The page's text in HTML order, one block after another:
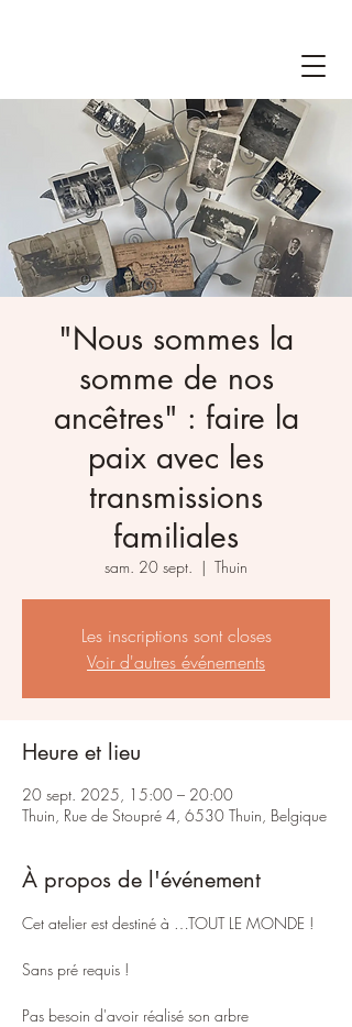
"Nous sommes la
somme de nos
ancêtres" : faire la
paix avec les
transmissions
familiales
sam. 20 sept.
  |
Thuin
Les inscriptions sont closes
Voir d'autres événements
Heure et lieu
20 sept. 2025, 15:00 – 20:00
Thuin, Rue de Stoupré 4, 6530 Thuin, Belgique
À propos de l'événement
Cet atelier est destiné à …TOUT LE MONDE !
Sans pré requis !
Pas besoin d'avoir réalisé son arbre